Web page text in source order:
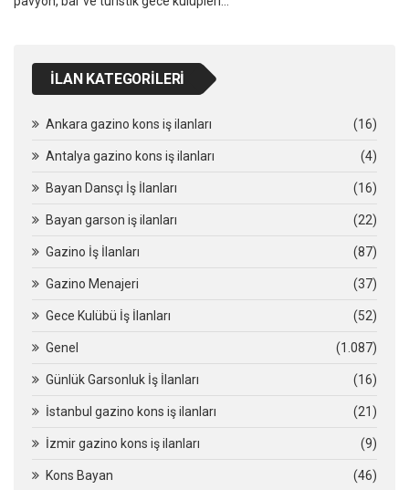
İLAN KATEGORILERI
Ankara gazino kons iş ilanları (16)
Antalya gazino kons iş ilanları (4)
Bayan Dansçı İş İlanları (16)
Bayan garson iş ilanları (22)
Gazino İş İlanları (87)
Gazino Menajeri (37)
Gece Kulübü İş İlanları (52)
Genel (1.087)
Günlük Garsonluk İş İlanları (16)
İstanbul gazino kons iş ilanları (21)
İzmir gazino kons iş ilanları (9)
Kons Bayan (46)